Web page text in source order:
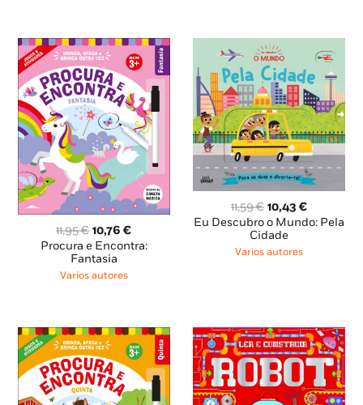
11,95€ O
preço
original
era:
10,76€O
preço
Procura e Encontra:
Fantasia
Varios autores
11,59€ O
preço
original
era:
10,43€O
preço
Eu Descubro o Mundo: Pela
Cidade
Varios autores